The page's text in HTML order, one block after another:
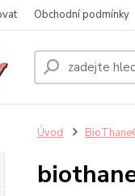
Obchodní podmínky
Úvod